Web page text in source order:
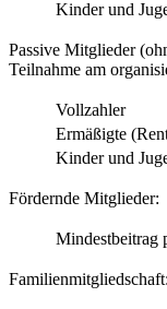
Kinder und
Passive Mitglieder
Teilnahme am
Vollzahler
Ermäßigte
Kinder und
Fördernde Mitglieder:
Mindestbeitrag
Familienmitgliedschaft: